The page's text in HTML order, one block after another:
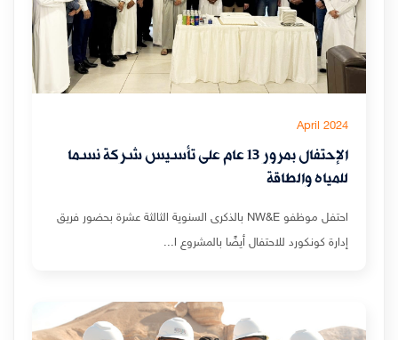
April 2024
الإحتفال بمرور 13 عام على تأسيس شركة نسما
للمياه والطاقة
احتفل موظفو NW&E بالذكرى السنوية الثالثة عشرة بحضور فريق
إدارة كونكورد للاحتفال أيضًا بالمشروع ا...